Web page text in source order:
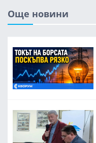
Още новини